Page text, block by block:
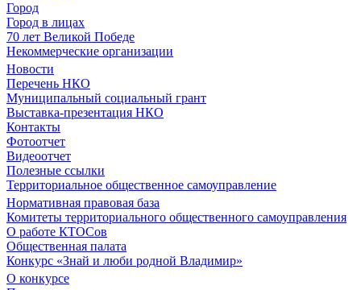
Город
Город в лицах
70 лет Великой Победе
Некоммерческие организации
Новости
Перечень НКО
Муниципальный социальный грант
Выставка-презентация НКО
Контакты
Фотоотчет
Видеоотчет
Полезные ссылки
Территориальное общественное самоуправление
Нормативная правовая база
Комитеты территориального общественного самоуправления
О работе КТОСов
Общественная палата
Конкурс «Знай и люби родной Владимир»
О конкурсе